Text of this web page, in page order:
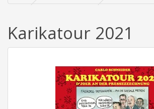
Karikatour 2021